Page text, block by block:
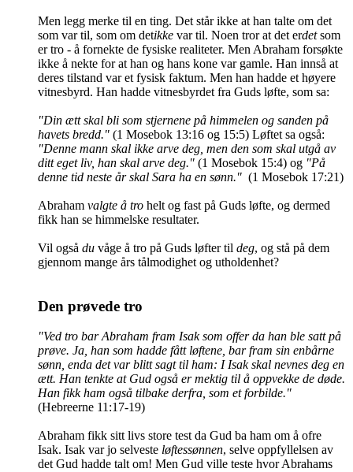
Men legg merke til en ting. Det står ikke at han talte om det
som var til, som om detikke var til. Noen tror at det erdetsom
er tro - å fornekte de fysiske realiteter. Men Abraham forsøkte
ikke å nekte for at han og hans kone var gamle. Han innså at
deres tilstand var et fysisk faktum. Men han hadde et høyere
vitnesbyrd. Han hadde vitnesbyrdet fra Guds løfte, som sa:
"Din ætt skal bli som stjernene på himmelen og sanden på
havets bredd." (1 Mosebok 13:16 og 15:5) Løftet sa også:
"Denne mann skal ikke arve deg, men den som skal utgå av
ditt eget liv, han skal arve deg." (1 Mosebok 15:4) og "På
denne tid neste år skal Sara ha en sønn." (1 Mosebok 17:21)
Abraham valgte å tro helt og fast på Guds løfte, og dermed
fikk han se himmelske resultater.
Vil også du våge å tro på Guds løfter til deg, og stå på dem
gjennom mange års tålmodighet og utholdenhet?
Den prøvede tro
"Ved tro bar Abraham fram Isak som offer da han ble satt på
prøve. Ja, han som hadde fått løftene, bar fram sin enbårne
sønn, enda det var blitt sagt til ham: I Isak skal nevnes deg en
ætt. Han tenkte at Gud også er mektig til å oppvekke de døde.
Han fikk ham også tilbake derfra, som et forbilde."
(Hebreerne 11:17-19)
Abraham fikk sitt livs store test da Gud ba ham om å ofre
Isak. Isak var jo selveste løftessønnen, selve oppfyllelsen av
det Gud hadde talt om! Men Gud ville teste hvor Abrahams